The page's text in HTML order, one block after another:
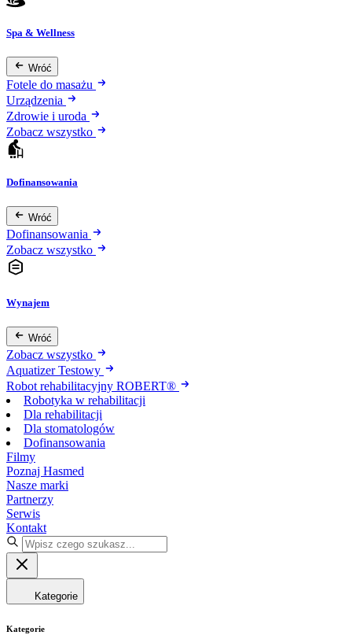
Spa & Wellness
Wróć
Fotele do masażu
Urządzenia
Zdrowie i uroda
Zobacz wszystko
Dofinansowania
Wróć
Dofinansowania
Zobacz wszystko
Wynajem
Wróć
Zobacz wszystko
Aquatizer Testowy
Robot rehabilitacyjny ROBERT®
Robotyka w rehabilitacji
Dla rehabilitacji
Dla stomatologów
Dofinansowania
Filmy
Poznaj Hasmed
Nasze marki
Partnerzy
Serwis
Kontakt
Kategorie
Kategorie